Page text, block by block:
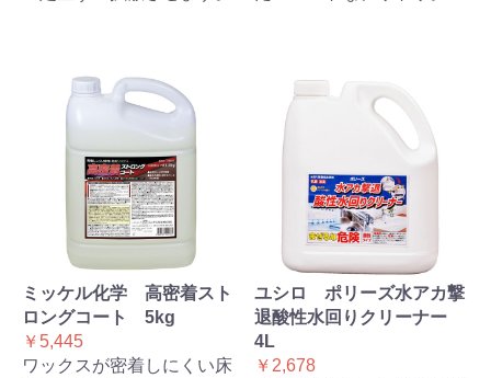
ミッケル化学 高密着スト
ロングコート 5kg
￥5,445
ワックスが密着しにくい床
ユシロ ポリーズ水アカ撃
退酸性水回りクリーナー
4L
￥2,678